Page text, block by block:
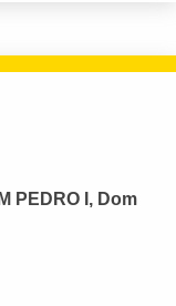
PEDRO I, Dom